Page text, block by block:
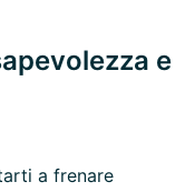
e
a frenare